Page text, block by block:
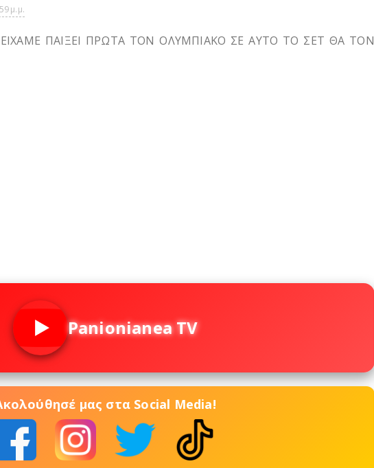
μ.μ.
ΠΑΙΞΕΙ ΠΡΩΤΑ ΤΟΝ ΟΛΥΜΠΙΑΚΟ ΣΕ ΑΥΤΟ ΤΟ ΣΕΤ ΘΑ ΤΟΝ
Panionianea TV
μας στα Social Media!